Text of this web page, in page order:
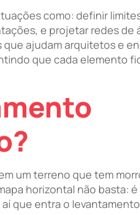
como: definir
e projetar redes de
ajudam arquitetos e
que cada elemento
um terreno que tem
horizontal não basta:
aí que entra o levantamento